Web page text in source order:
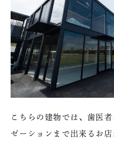
こちらの建物では、歯医
ゼーションまで出来るお店